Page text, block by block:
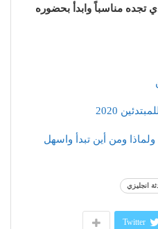
تجده مناسباً وابدأ بحضوره
2020
ومن أين تبدأ واسهل
انجليزي
Twitter